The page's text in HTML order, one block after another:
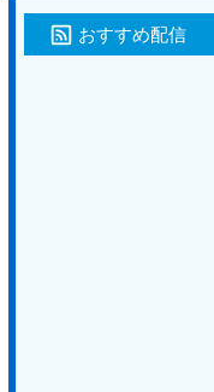
おすすめ配信